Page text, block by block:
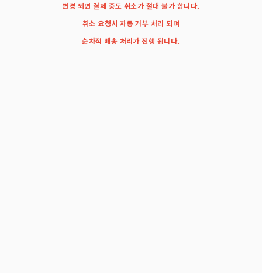
변경 되면 결제 중도 취소가 절대 불가 합니다.
취소 요청시 자동 거부 처리 되며
순차적 배송 처리가 진행 됩니다.